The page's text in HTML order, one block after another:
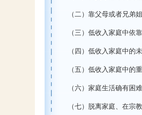
（二）靠父母或者兄弟
（三）低收入家庭中依
（四）低收入家庭中的
（五）低收入家庭中的
（六）家庭生活确有困
（七）脱离家庭、在宗